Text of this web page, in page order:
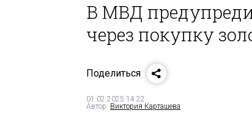
В МВД
через покупку
Поделиться
01.02.2025 14:22
Автор: Виктория Карташева